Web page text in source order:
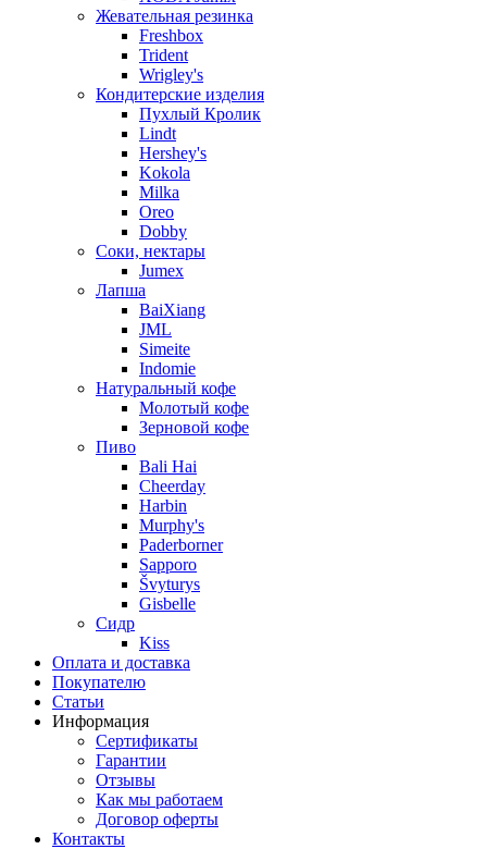
Жевательная резинка
Freshbox
Trident
Wrigley's
Кондитерские изделия
Пухлый Кролик
Lindt
Hershey's
Kokola
Milka
Oreo
Dobby
Соки, нектары
Jumex
Лапша
BaiXiang
JML
Simeite
Indomie
Натуральный кофе
Молотый кофе
Зерновой кофе
Пиво
Bali Hai
Cheerday
Harbin
Murphy's
Paderborner
Sapporo
Švyturys
Gisbelle
Сидр
Kiss
Оплата и доставка
Покупателю
Статьи
Информация
Сертификаты
Гарантии
Отзывы
Как мы работаем
Договор оферты
Контакты